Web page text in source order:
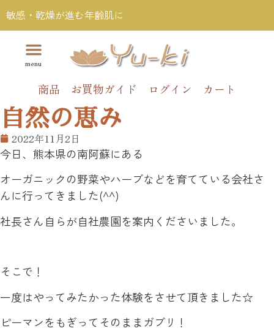
敏感・乾燥が進む年齢肌に
商品 お買物ガイド ログイン カート
自然の恵み
2022年11月2日
今日、熊本県の南阿蘇にある
オーガニックの野菜やハーブなどを育てている会社さ
んに行ってきました(^^)
社長さん自らが自社農園を案内くださいました。
そこで！
一度はやってみたかった体験をさせて頂きました☆
ピーマンをもぎってそのままガブリ！